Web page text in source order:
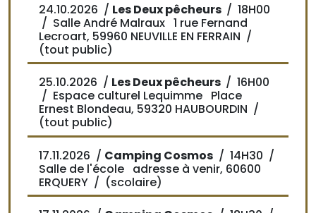
24.10.2026 / Les Deux pêcheurs / 18H00
/ Salle André Malraux 1 rue Fernand
Lecroart, 59960 NEUVILLE EN FERRAIN /
(tout public)
25.10.2026 / Les Deux pêcheurs / 16H00
/ Espace culturel Lequimme Place
Ernest Blondeau, 59320 HAUBOURDIN /
(tout public)
17.11.2026 / Camping Cosmos / 14H30 /
Salle de l'école adresse à venir, 60600
ERQUERY / (scolaire)